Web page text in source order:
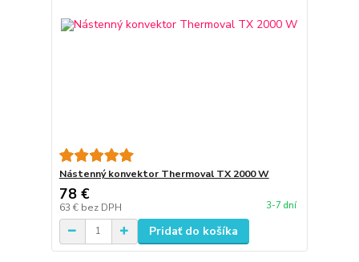
Nástenný konvektor Thermoval TX 2000 W
78 €
63 € bez DPH 3-7 dní
Pridať do košíka